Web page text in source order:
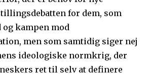
for dem, som
kampen mod
men som samtidig siger nej
ideologiske normkrig, der
ret til selv at definere